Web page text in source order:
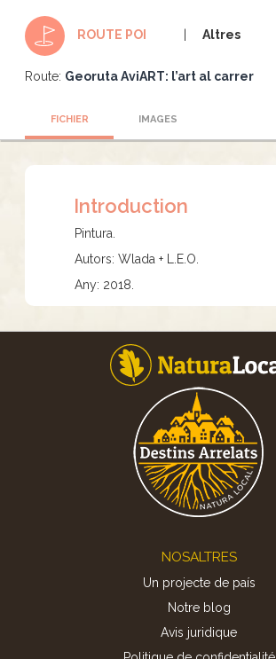
ROUTE POI Altres
Route: Georuta AviART: l’art al carrer
FICHIER IMAGES
Introduction
Pintura.
Autors: Wlada + L.E.O.
Any: 2018.
NOSALTRES
Un projecte de país
Notre blog
Avis juridique